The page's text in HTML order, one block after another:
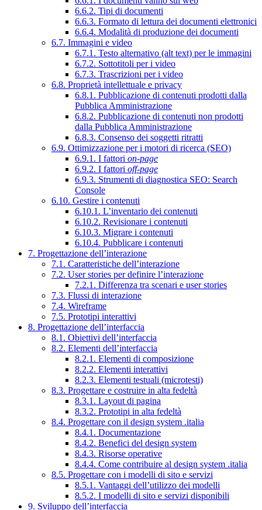
6.6.2. Tipi di documenti
6.6.3. Formato di lettura dei documenti elettronici
6.6.4. Modalità di produzione dei documenti
6.7. Immagini e video
6.7.1. Testo alternativo (alt text) per le immagini
6.7.2. Sottotitoli per i video
6.7.3. Trascrizioni per i video
6.8. Proprietà intellettuale e privacy
6.8.1. Pubblicazione di contenuti prodotti dalla
Pubblica Amministrazione
6.8.2. Pubblicazione di contenuti non prodotti
dalla Pubblica Amministrazione
6.8.3. Consenso dei soggetti ritratti
6.9. Ottimizzazione per i motori di ricerca (SEO)
6.9.1. I fattori on-page
6.9.2. I fattori off-page
6.9.3. Strumenti di diagnostica SEO: Search
Console
6.10. Gestire i contenuti
6.10.1. L’inventario dei contenuti
6.10.2. Revisionare i contenuti
6.10.3. Migrare i contenuti
6.10.4. Pubblicare i contenuti
7. Progettazione dell’interazione
7.1. Caratteristiche dell’interazione
7.2. User stories per definire l’interazione
7.2.1. Differenza tra scenari e user stories
7.3. Flussi di interazione
7.4. Wireframe
7.5. Prototipi interattivi
8. Progettazione dell’interfaccia
8.1. Obiettivi dell’interfaccia
8.2. Elementi dell’interfaccia
8.2.1. Elementi di composizione
8.2.2. Elementi interattivi
8.2.3. Elementi testuali (microtesti)
8.3. Progettare e costruire in alta fedeltà
8.3.1. Layout di pagina
8.3.2. Prototipi in alta fedeltà
8.4. Progettare con il design system .italia
8.4.1. Documentazione
8.4.2. Benefici del design system
8.4.3. Risorse operative
8.4.4. Come contribuire al design system .italia
8.5. Progettare con i modelli di sito e servizi
8.5.1. Vantaggi dell’utilizzo dei modelli
8.5.2. I modelli di sito e servizi disponibili
9. Sviluppo dell’interfaccia